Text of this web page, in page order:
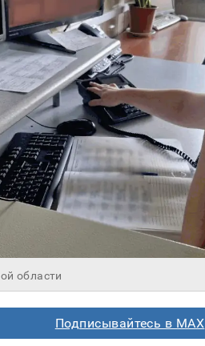
области
Подписывайтесь в MAX